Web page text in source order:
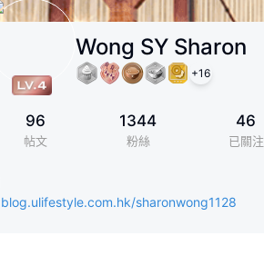
Wong SY Sharon
+16
96
帖文
1344
粉絲
46
已關注
blog.ulifestyle.com.hk/sharonwong1128